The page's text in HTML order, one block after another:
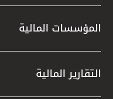
المؤسسات المالية
التقارير المالية